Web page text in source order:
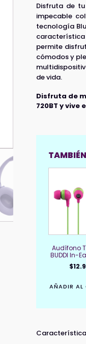
Disfruta de
impecable
tecnología
característica
permite
cómodos y
de vida.
Disfruta de
720BT y vive
Audífono
BUDDI In-
$
AÑADIR AL